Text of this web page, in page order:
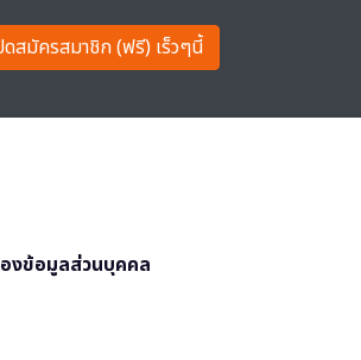
ดสมัครสมาชิก (ฟรี) เร็วๆนี้
งข้อมูลส่วนบุคคล